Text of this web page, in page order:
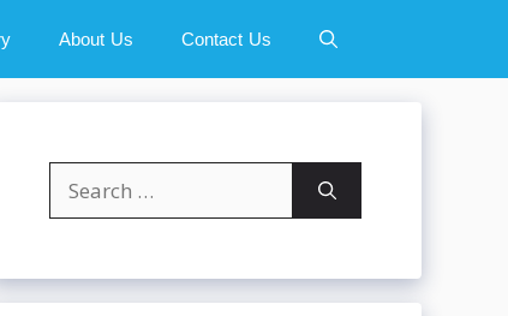
About Us Contact Us
Search
for: